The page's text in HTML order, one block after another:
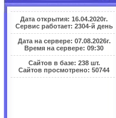
Дата открытия: 16.04.2020г.
Сервис работает: 2304-й день
Дата на сервере: 07.08.2026г.
Время на сервере: 09:30
Сайтов в базе: 238 шт.
Сайтов просмотрено: 50744